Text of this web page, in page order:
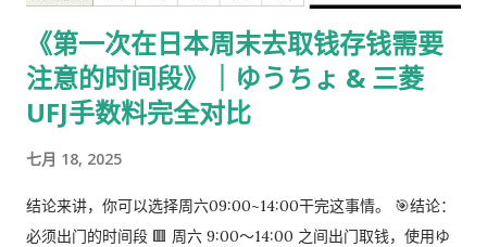
要封口 可 对折一次 （标准做法） 📌 官方邮件只写「レターパッ
ク」， 没有指定必须 Plus，也没有写必须本人签收 。 ③ 用【简
易书留】寄给入管 把以下 3 样东西一起放入一个 A4 用信封 ：
手数料纳付书（已贴印纸） 当前持有的在留卡 正本 回邮用 レタ
ーパック（对折） 信封要求： 角2 或 角4 都可以 两者都能放 A4
入管、邮局 没有尺寸指定 用你手上的那个即可 到邮局柜台说一
《第一次在日本周末去取钱存钱需要
注意的时间段》｜ゆうちょ & 三菱
UFJ手数料完全对比
七月 18, 2025
结论来讲，你可以选择周六09:00~14:00干完这事情。 🎯结论：
必须出门的时间段 🟥 周六 9:00～14:00 之间出门取钱，使用ゆ